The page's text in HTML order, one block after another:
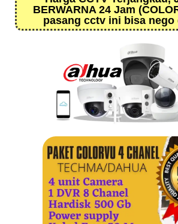
BERWARNA 24 Jam
pasang cctv ini bisa nego